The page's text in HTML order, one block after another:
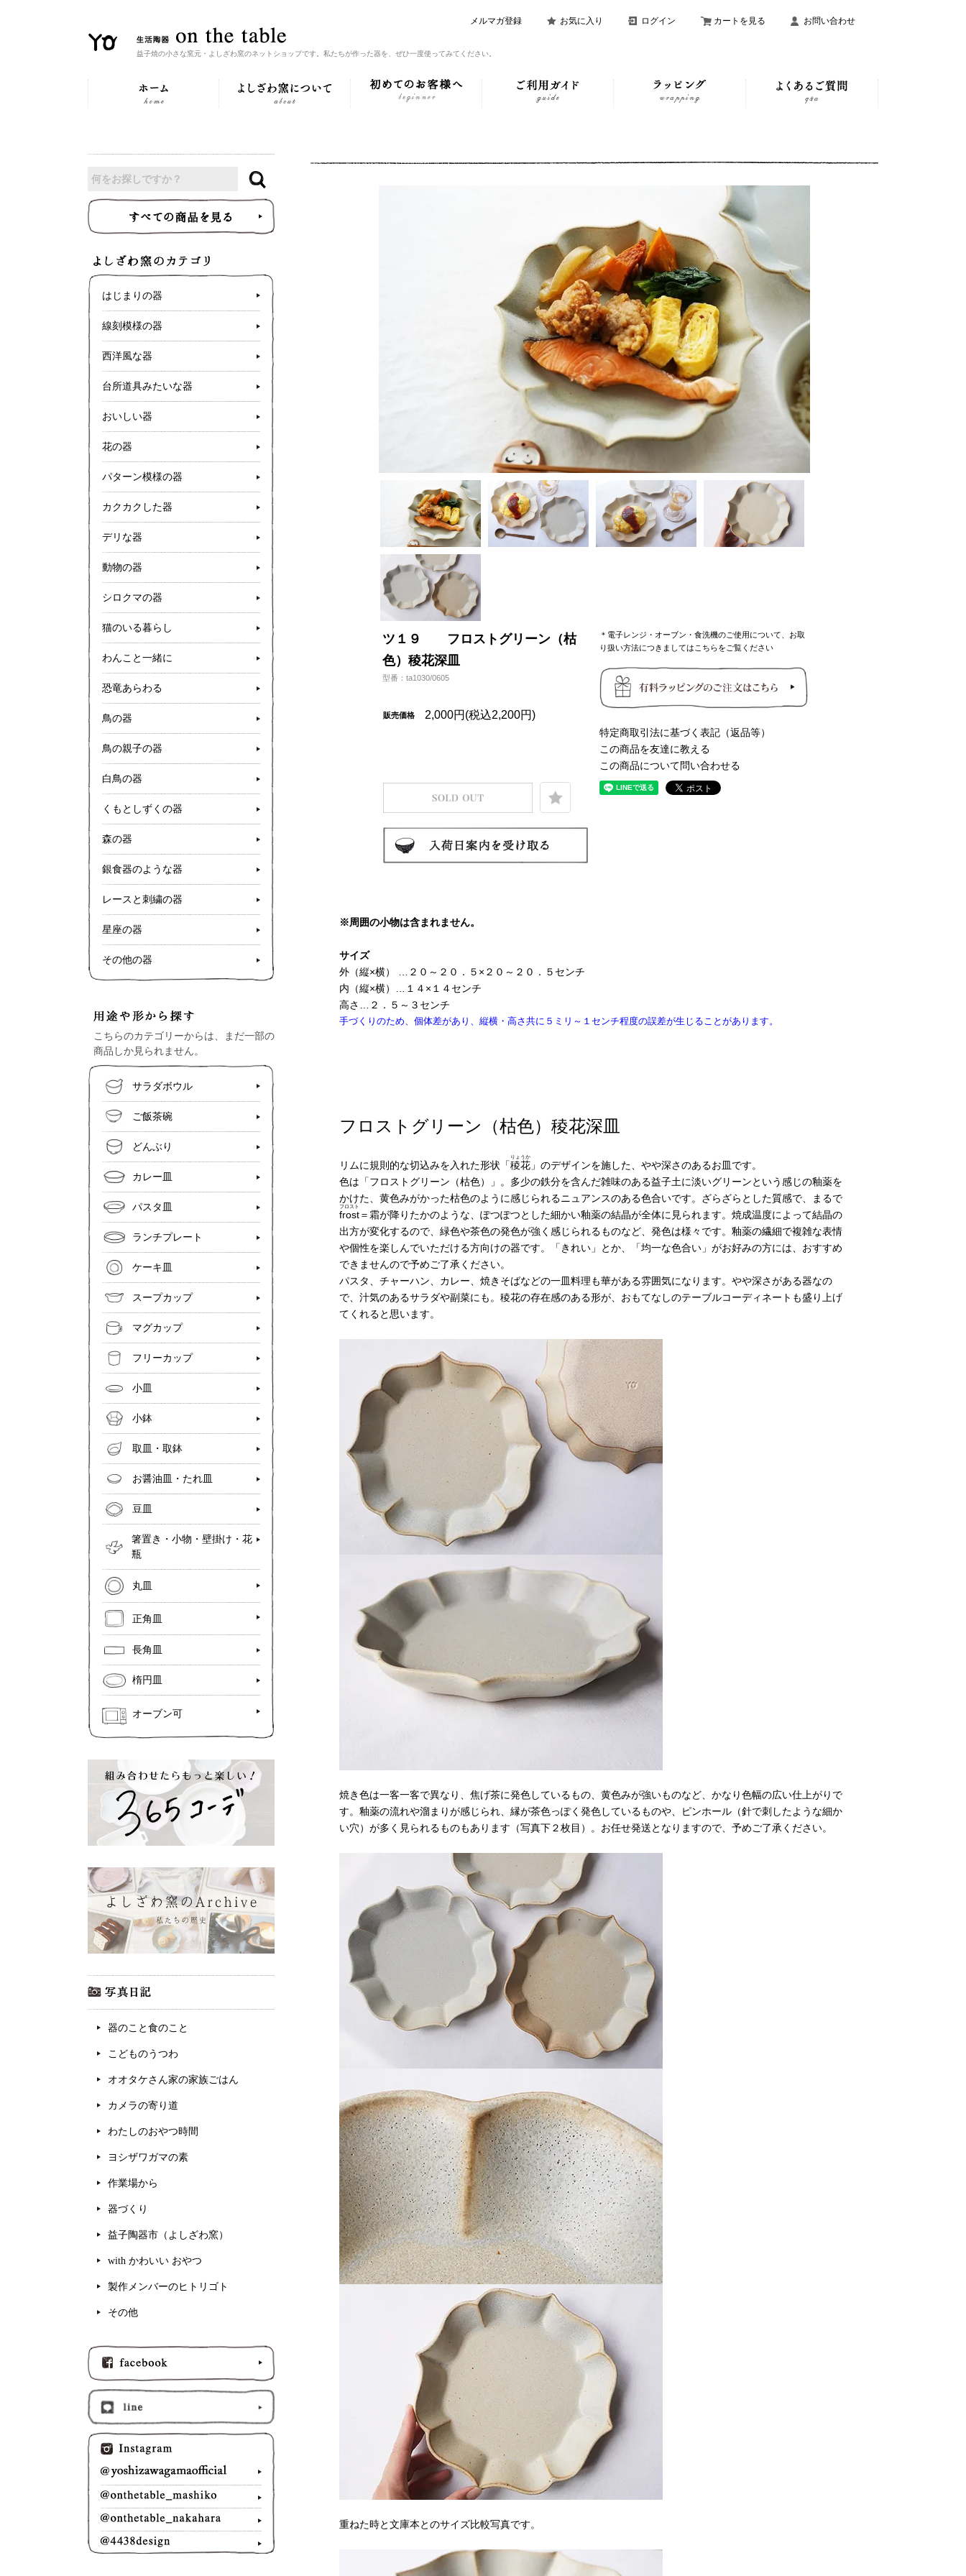
メルマガ登録 お気に入り ログイン カートを見る お問い合わせ
益子焼の小さな窯元・よしざわ窯のネットショップです。私たちが作った器を、ぜひ一度使ってみてください。
ツ１９ フロストグリーン（枯
色）稜花深皿
型番：ta1030/0605
販売価格 2,000円(税込2,200円)
＊電子レンジ・オーブン・食洗機のご使用について、お取
り扱い方法につきましてはこちらをご覧ください
特定商取引法に基づく表記（返品等）
この商品を友達に教える
この商品について問い合わせる
※周囲の小物は含まれません。
サイズ
外（縦×横） …２０～２０．５×２０～２０．５センチ
内（縦×横）…１４×１４センチ
高さ…２．５～３センチ
手づくりのため、個体差があり、縦横・高さ共に５ミリ～１センチ程度の誤差が生じることがあります。
フロストグリーン（枯色）稜花深皿
リムに規則的な切込みを入れた形状「稜花
りょうか
」のデザインを施した、やや深さのあるお皿です。
色は「フロストグリーン（枯色）」。多少の鉄分を含んだ雑味のある益子土に淡いグリーンという感じの釉薬を
かけた、黄色みがかった枯色のように感じられるニュアンスのある色合いです。ざらざらとした質感で、まるで
frost
フロスト
＝霜が降りたかのような、ぽつぽつとした細かい釉薬の結晶が全体に見られます。焼成温度によって結晶の
出方が変化するので、緑色や茶色の発色が強く感じられるものなど、発色は様々です。釉薬の繊細で複雑な表情
や個性を楽しんでいただける方向けの器です。「きれい」とか、「均一な色合い」がお好みの方には、おすすめ
できませんので予めご了承ください。
パスタ、チャーハン、カレー、焼きそばなどの一皿料理も華がある雰囲気になります。やや深さがある器なの
で、汁気のあるサラダや副菜にも。稜花の存在感のある形が、おもてなしのテーブルコーディネートも盛り上げ
てくれると思います。
焼き色は一客一客で異なり、焦げ茶に発色しているもの、黄色みが強いものなど、かなり色幅の広い仕上がりで
す。釉薬の流れや溜まりが感じられ、縁が茶色っぽく発色しているものや、ピンホール（針で刺したような細か
い穴）が多く見られるものもあります（写真下２枚目）。お任せ発送となりますので、予めご了承ください。
重ねた時と文庫本とのサイズ比較写真です。
はじまりの器
線刻模様の器
西洋風な器
台所道具みたいな器
おいしい器
花の器
パターン模様の器
カクカクした器
デリな器
動物の器
シロクマの器
猫のいる暮らし
わんこと一緒に
恐竜あらわる
鳥の器
鳥の親子の器
白鳥の器
くもとしずくの器
森の器
銀食器のような器
レースと刺繍の器
星座の器
その他の器
こちらのカテゴリーからは、まだ一部の
商品しか見られません。
サラダボウル
ご飯茶碗
どんぶり
カレー皿
パスタ皿
ランチプレート
ケーキ皿
スープカップ
マグカップ
フリーカップ
小皿
小鉢
取皿・取鉢
お醤油皿・たれ皿
豆皿
箸置き・小物・壁掛け・花
瓶
丸皿
正角皿
長角皿
楕円皿
オーブン可
器のこと食のこと
こどものうつわ
オオタケさん家の家族ごはん
カメラの寄り道
わたしのおやつ時間
ヨシザワガマの素
作業場から
器づくり
益子陶器市（よしざわ窯）
with かわいい おやつ
製作メンバーのヒトリゴト
その他